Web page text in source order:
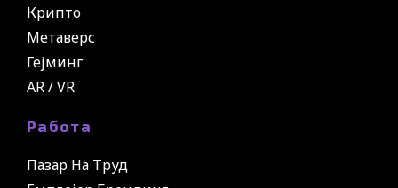
Крипто
Метаверс
Гејминг
AR / VR
Работа
Пазар На Труд